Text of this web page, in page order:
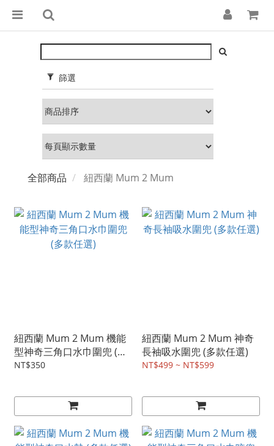
篩選
全部商品 紐西蘭 Mum 2 Mum
紐西蘭 Mum 2 Mum 機能
型神奇三角口水巾圍兜 (多
款任選)
NT$350
紐西蘭 Mum 2 Mum 神奇
長袖吸水圍兜 (多款任選)
NT$499 ~ NT$599